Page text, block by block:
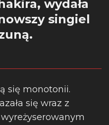
wydała
singiel
się monotonii.
się wraz z